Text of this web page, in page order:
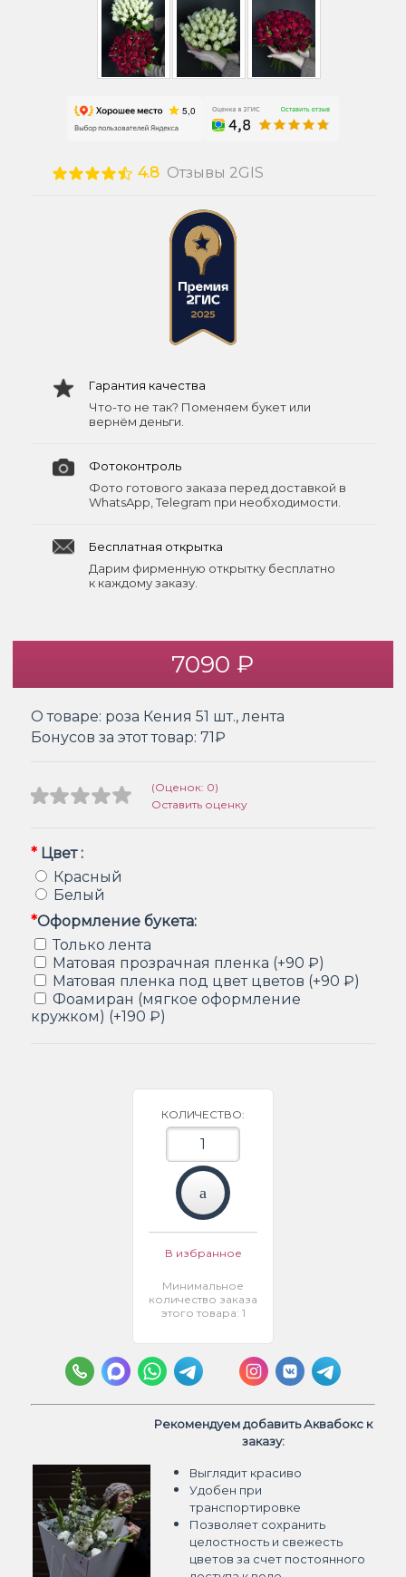
4.8 Отзывы 2GIS
Гарантия качества
Что-то не так? Поменяем букет или
вернём деньги.
Фотоконтроль
Фото готового заказа перед доставкой в
WhatsApp, Telegram при необходимости.
Бесплатная открытка
Дарим фирменную открытку бесплатно
к каждому заказу.
7090 ₽
О товаре: роза Кения 51 шт., лента
Бонусов за этот товар: 71₽
(Оценок: 0)
Оставить оценку
* Цвет :
Красный
Белый
*Оформление букета:
Только лента
Матовая прозрачная пленка (+90 ₽)
Матовая пленка под цвет цветов (+90 ₽)
Фоамиран (мягкое оформление
кружком) (+190 ₽)
КОЛИЧЕСТВО:
В избранное
Минимальное
количество заказа
этого товара: 1
Рекомендуем добавить Аквабокс к
заказу:
Выглядит красиво
Удобен при
транспортировке
Позволяет сохранить
целостность и свежесть
цветов за счет постоянного